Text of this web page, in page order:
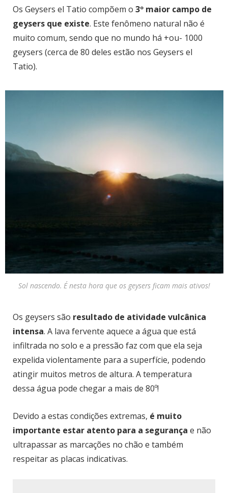
Os Geysers el Tatio compõem o 3º maior campo de
geysers que existe. Este fenômeno natural não é
muito comum, sendo que no mundo há +ou- 1000
geysers (cerca de 80 deles estão nos Geysers el
Tatio).
Sol nascendo. É nesta hora que os geysers ficam mais ativos!
Os geysers são resultado de atividade vulcânica
intensa. A lava fervente aquece a água que está
infiltrada no solo e a pressão faz com que ela seja
expelida violentamente para a superfície, podendo
atingir muitos metros de altura. A temperatura
dessa água pode chegar a mais de 80º!
Devido a estas condições extremas, é muito
importante estar atento para a segurança e não
ultrapassar as marcações no chão e também
respeitar as placas indicativas.